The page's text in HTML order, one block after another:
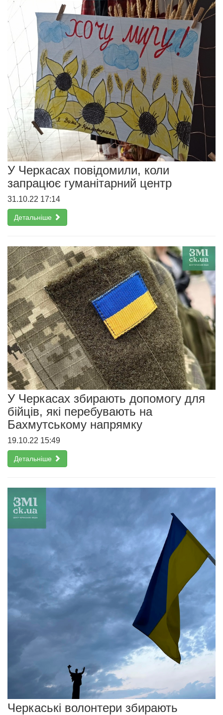
У Черкасах повідомили, коли
запрацює гуманітарний центр
31.10.22 17:14
Детальніше
У Черкасах збирають допомогу для
бійців, які перебувають на
Бахмутському напрямку
19.10.22 15:49
Детальніше
Черкаські волонтери збирають